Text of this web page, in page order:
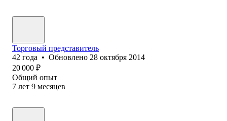
Торговый представитель
42 года • Обновлено 28 октября 2014
20 000 ₽
Общий опыт
7 лет 9 месяцев